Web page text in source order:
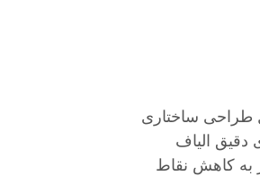
طراحی ساختاری
الیاف
به کاهش نقاط